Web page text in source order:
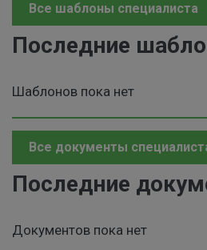
Все шаблоны специалиста
Последние
Шаблонов пока нет
Все документы
Последние
Документов пока нет